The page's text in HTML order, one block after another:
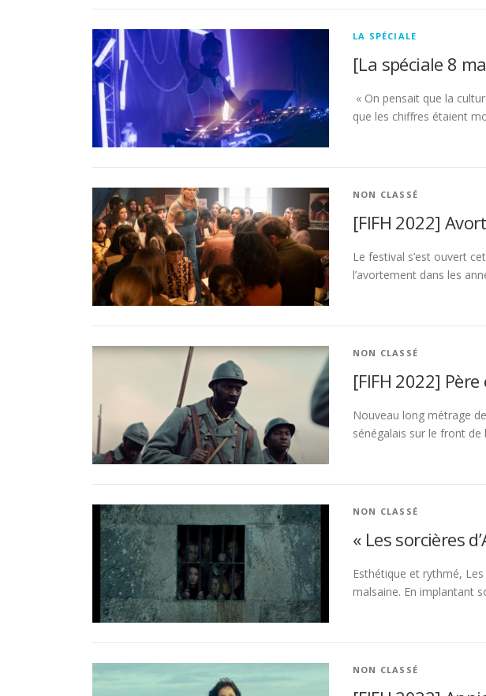
LA SPÉCIALE
[La spéciale 8
« On pensait que la
que les chiffres étaient
NON CLASSÉ
[FIFH 2022]
Le festival s’est ouvert
l’avortement dans les
NON CLASSÉ
[FIFH 2022]
Nouveau long métrage
sénégalais sur le front
NON CLASSÉ
« Les sorcières
Esthétique et rythmé,
malsaine. En implantant
NON CLASSÉ